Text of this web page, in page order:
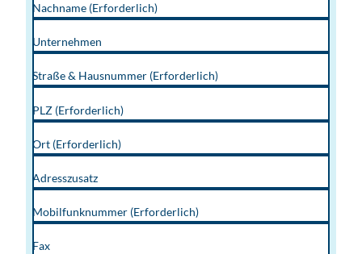
Nachname (Erforderlich)
Unternehmen
Straße & Hausnummer (Erforderlich)
PLZ (Erforderlich)
Ort (Erforderlich)
Adresszusatz
Mobilfunknummer (Erforderlich)
Fax